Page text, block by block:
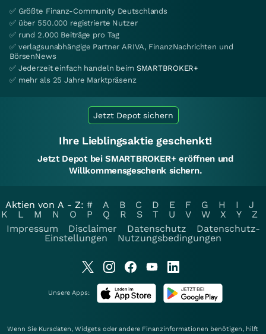
✅ Größte Finanz-Community Deutschlands
✅ über 550.000 registrierte Nutzer
✅ rund 2.000 Beiträge pro Tag
✅ verlagsunabhängige Partner ARIVA, FinanzNachrichten und
BörsenNews
✅ Jederzeit einfach handeln beim SMARTBROKER+
✅ mehr als 25 Jahre Marktpräsenz
Jetzt Depot sichern
Ihre Lieblingsaktie geschenkt!
Jetzt Depot bei SMARTBROKER+ eröffnen und
Willkommensgeschenk sichern.
Aktien von A - Z: # A B C D E F G H I
J
K
L M N O P Q R S T U V W X Y
Z
Impressum
Disclaimer Datenschutz
Datenschutz-
Einstellungen
Nutzungsbedingungen
Unsere Apps:
Wenn Sie Kursdaten, Widgets oder andere Finanzinformationen benötigen, hilft